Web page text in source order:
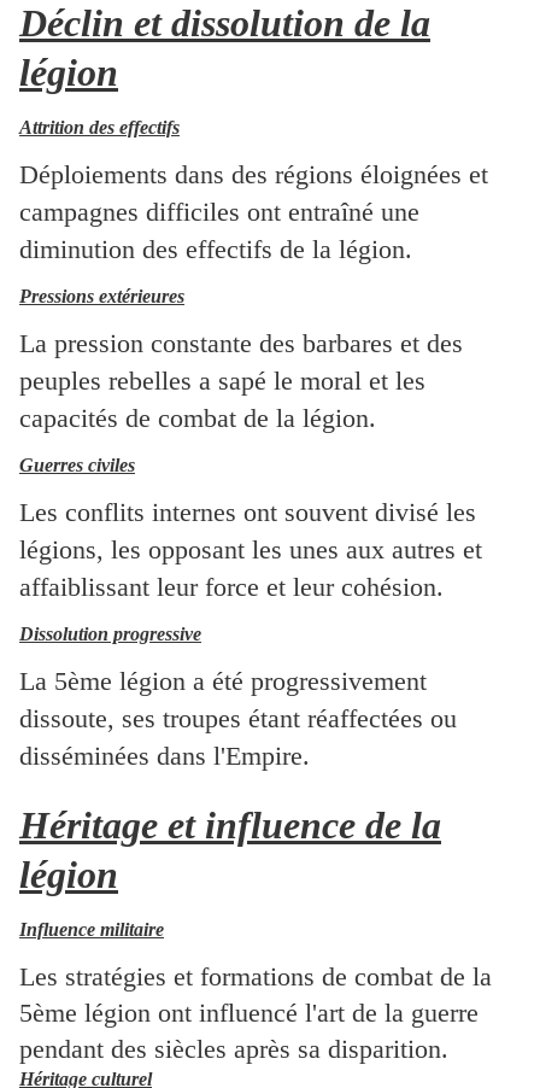
Déclin et dissolution de la
légion
Attrition des effectifs
Déploiements dans des régions éloignées et
campagnes difficiles ont entraîné une
diminution des effectifs de la légion.
Pressions extérieures
La pression constante des barbares et des
peuples rebelles a sapé le moral et les
capacités de combat de la légion.
Guerres civiles
Les conflits internes ont souvent divisé les
légions, les opposant les unes aux autres et
affaiblissant leur force et leur cohésion.
Dissolution progressive
La 5ème légion a été progressivement
dissoute, ses troupes étant réaffectées ou
disséminées dans l'Empire.
Héritage et influence de la
légion
Influence militaire
Les stratégies et formations de combat de la
5ème légion ont influencé l'art de la guerre
pendant des siècles après sa disparition.
Héritage culturel